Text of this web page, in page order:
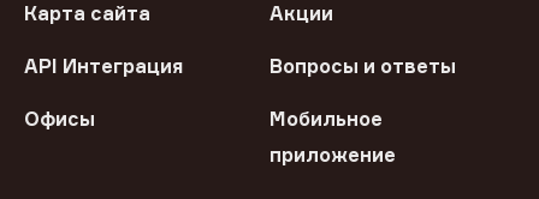
Карта сайта Акции
API Интеграция Вопросы и ответы
Офисы
Мобильное
приложение